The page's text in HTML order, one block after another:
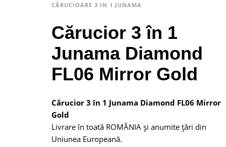
CĂRUCIOARE 3 IN 1 JUNAMA
Cărucior 3 în 1
Junama Diamond
FL06 Mirror Gold
Cărucior 3 în 1 Junama Diamond FL06 Mirror
Gold
Livrare în toată ROMÂNIA și anumite țări din
Uniunea Europeană.